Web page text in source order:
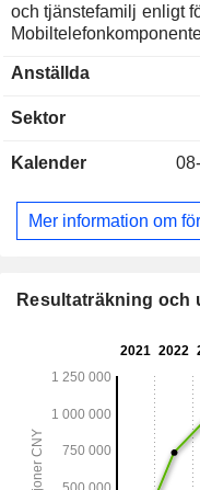
och tjänstefamilj enligt följande: - elektriska
Koncernen
nickelbatterier främst
Kina/Hongkong/
Anställda
Sektor
Kalender
Mer information om
Resultaträkning och